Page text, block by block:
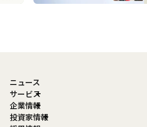
ニュース
サービス
企業情報
投資家情報